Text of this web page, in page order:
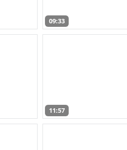
09:33
11:57